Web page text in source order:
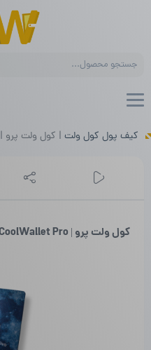
search
کیف پول کول ولت | کول ولت پرو | CoolWallet Pro
کول ولت پرو | CoolWallet Pro